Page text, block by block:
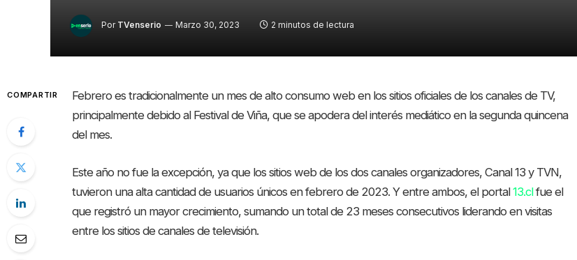
Por TVenserio Marzo 30, 2023 2 minutos de lectura
COMPARTIR
Febrero es tradicionalmente un mes de alto consumo web en los sitios oficiales de los canales de TV,
principalmente debido al Festival de Viña, que se apodera del interés mediático en la segunda quincena
del mes.
Este año no fue la excepción, ya que los sitios web de los dos canales organizadores, Canal 13 y TVN,
tuvieron una alta cantidad de usuarios únicos en febrero de 2023. Y entre ambos, el portal13.clfue el
que registró un mayor crecimiento, sumando un total de 23 meses consecutivos liderando en visitas
entre los sitios de canales de televisión.